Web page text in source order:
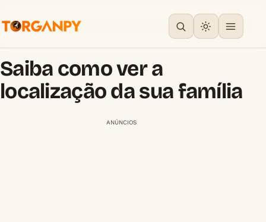
Saiba como ver a
localização da sua família
ANÚNCIOS